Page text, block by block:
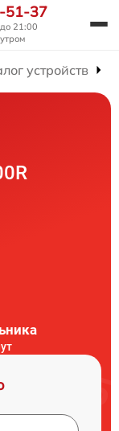
51-37
21:00
устройств